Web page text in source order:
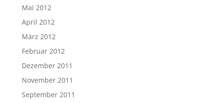
Mai 2012
April 2012
März 2012
Februar 2012
Dezember 2011
November 2011
September 2011